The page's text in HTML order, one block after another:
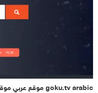
goku.tv arabic موقع عربي موقع goku. بالعربية مشاهدة الافلام 2024